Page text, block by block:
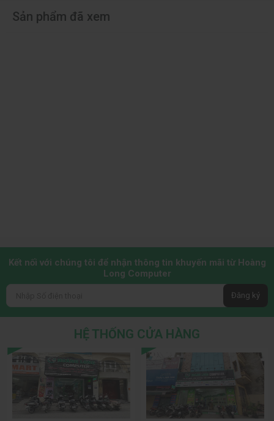
Sản phẩm đã xem
Kết nối với chúng tôi để nhận thông tin khuyến mãi từ Hoàng
Long Computer
Đăng ký
HỆ THỐNG CỬA HÀNG